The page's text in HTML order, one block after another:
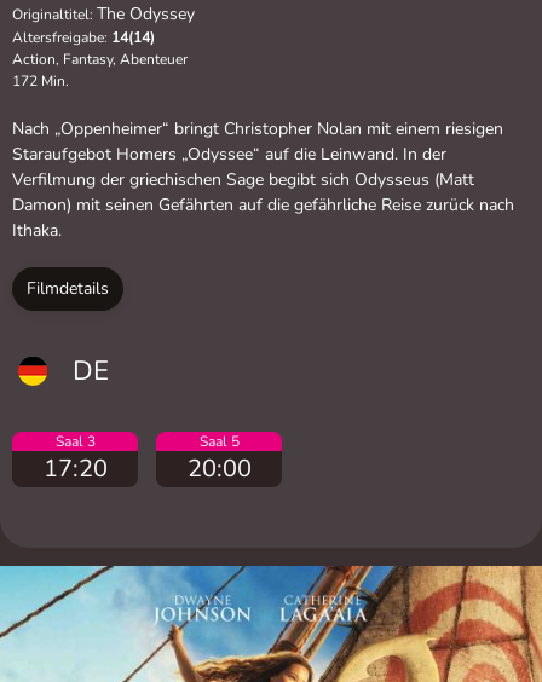
Originaltitel: The Odyssey
Altersfreigabe: 14(14)
Action, Fantasy, Abenteuer
172 Min.
Nach „Oppenheimer“ bringt Christopher Nolan mit einem riesigen
Staraufgebot Homers „Odyssee“ auf die Leinwand. In der
Verfilmung der griechischen Sage begibt sich Odysseus (Matt
Damon) mit seinen Gefährten auf die gefährliche Reise zurück nach
Ithaka.
Filmdetails
DE
Saal 3
17:20
Saal 5
20:00